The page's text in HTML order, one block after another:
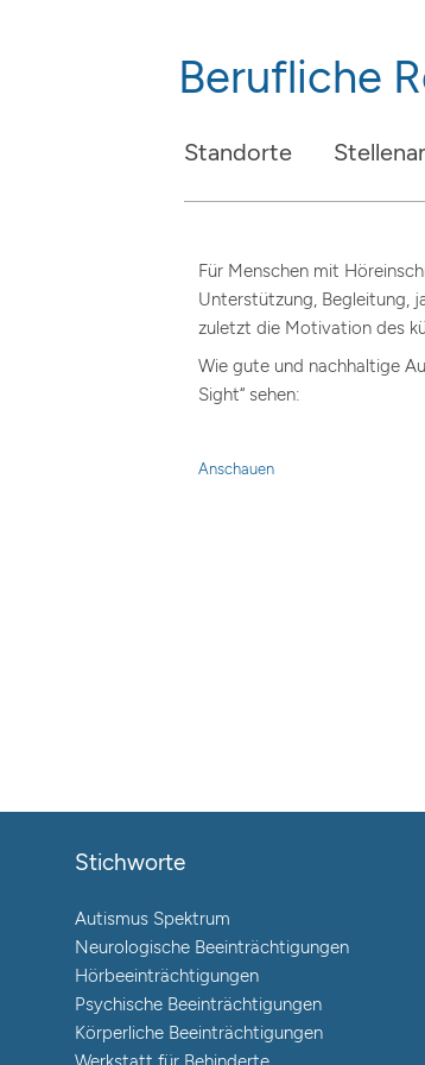
Berufliche
Standorte
Für Menschen mit
Unterstützung, Begleitung,
zuletzt die Motivation des
Wie gute und nachhaltige
Sight“ sehen:
Anschauen
Stichworte
Autismus Spektrum
Neurologische Beeinträchtigungen
Hörbeeinträchtigungen
Psychische Beeinträchtigungen
Körperliche Beeinträchtigungen